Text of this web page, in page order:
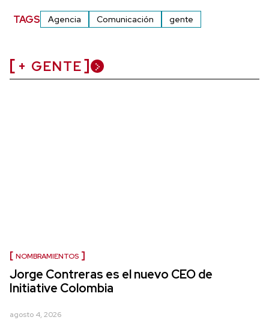
TAGS Agencia Comunicación gente
+ GENTE
NOMBRAMIENTOS
Jorge Contreras es el nuevo CEO de
Initiative Colombia
agosto 4, 2026